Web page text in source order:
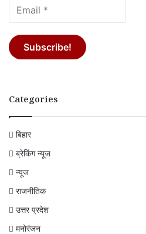
Categories
बिहार
ब्रेकिंग न्यूज
न्यूज
राजनीतिक
उत्तर प्रदेश
मनोरंजन